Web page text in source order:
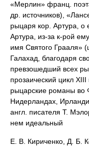
«Мерлин» франц.
др. источников),
рыцаря кор. Артура, о
Артура, из-за к-рой
имя Святого Грааля»
Галахад, благодаря
превзошедший всех
прозаический цикл
рыцарские романы во
Нидерландах,
англ. писателя Т.
нем идеальный
Е. В. Кириченко, Д. Б.